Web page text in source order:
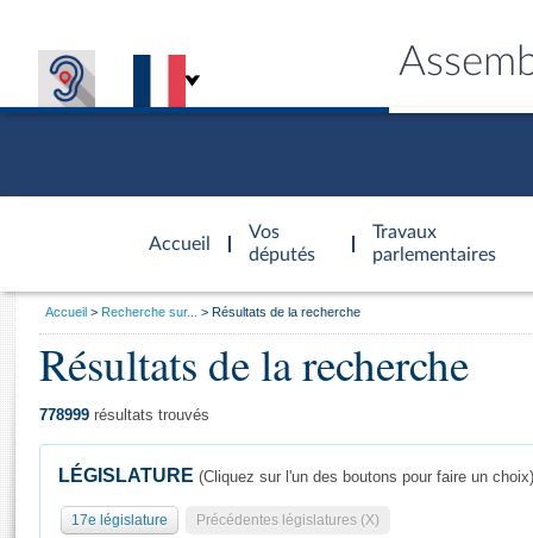
Accueil
d'accueil
Vos
députés
Travaux
parlementaires
Général
Vous
Accueil Recherche sur... Résultats de la recherche
Résultats de la recherche
778999 résultats trouvés
LÉGISLATURE (Cliquez sur l'un des boutons pour faire un choix)
17e législature Précédentes législatures (X)